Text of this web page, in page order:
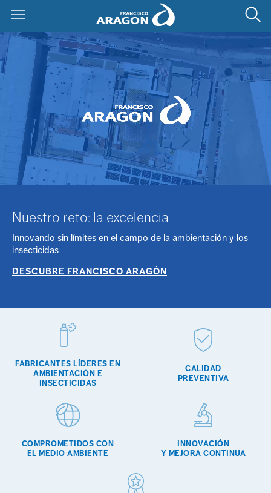
ES
NOSOTROS
CONÓCENOS
HISTORIA
PERSONAS
SOLUCIONES
INNOVACIÓN
DESARROLLO INTEGRAL DE PRODUCTO
CERTIFICACIONES
CALIDAD
MEDIO AMBIENTE
PREVENCIÓN DE RIESGOS LABORALES
COMPROMETIDOS CON EL CUMPLIMIENTO
ACTUALIDAD
CORPORATIVO
CONSEJOS
AMBIENTACIÓN
CUIDADO CALZADO
LIMPIEZA
CONTACTO
Nuestro reto: la excelencia
Innovando sin límites en el campo de la ambientación y los
insecticidas
DESCUBRE FRANCISCO ARAGÓN
FABRICANTES LÍDERES EN
AMBIENTACIÓN E
INSECTICIDAS
CALIDAD
PREVENTIVA
COMPROMETIDOS CON
EL MEDIO AMBIENTE
INNOVACIÓN
Y MEJORA CONTINUA